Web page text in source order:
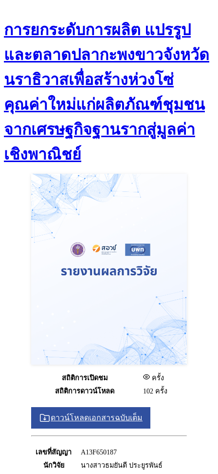
การยกระดับการผลิต แปรรูป
และตลาดปลากะพงขาวจังหวัด
นราธิวาสเพื่อสร้างห่วงโซ่
คุณค่าใหม่แก่ผลิตภัณฑ์ชุมชน
จากเศรษฐกิจฐานรากสู่มูลค่า
เชิงพาณิชย์
สถิติการเปิดชม
ครั้ง
สถิติการดาวน์โหลด
102 ครั้ง
ดาวน์โหลดเอกสารฉบับเต็ม
เลขที่สัญญา
A13F650187
นักวิจัย
นางสาวธมยันตี ประยูรพันธ์